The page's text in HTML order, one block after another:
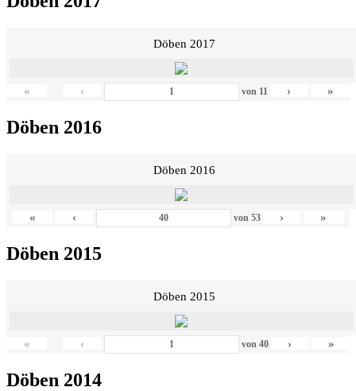
Döben 2017
« ‹ von 11 › »
Döben 2016
Döben 2016
« ‹ von 53 › »
Döben 2015
Döben 2015
« ‹ von 40 › »
Döben 2014